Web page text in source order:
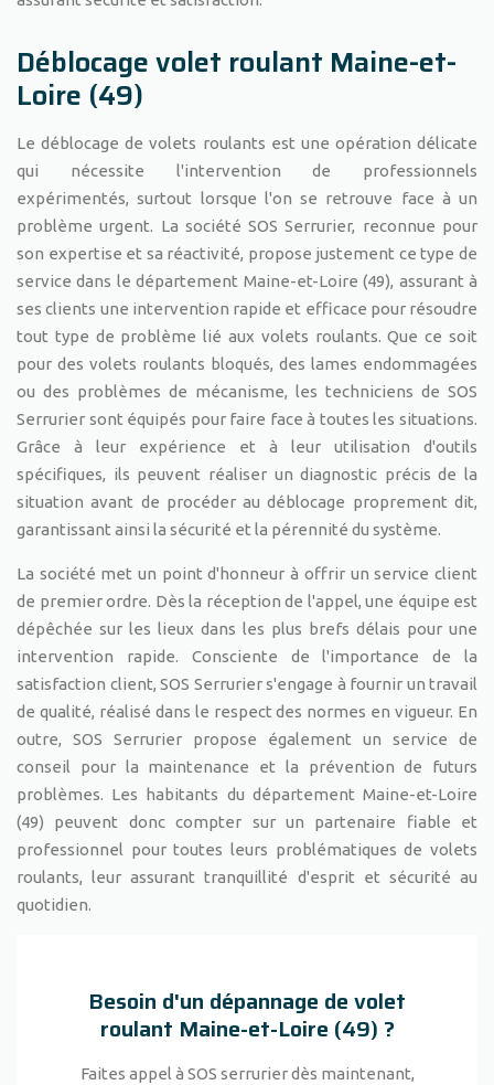
Déblocage volet roulant Maine-et-
Loire (49)
Le déblocage de volets roulants est une opération délicate
qui nécessite l'intervention de professionnels
expérimentés, surtout lorsque l'on se retrouve face à un
problème urgent. La société SOS Serrurier, reconnue pour
son expertise et sa réactivité, propose justement ce type de
service dans le département Maine-et-Loire (49), assurant à
ses clients une intervention rapide et efficace pour résoudre
tout type de problème lié aux volets roulants. Que ce soit
pour des volets roulants bloqués, des lames endommagées
ou des problèmes de mécanisme, les techniciens de SOS
Serrurier sont équipés pour faire face à toutes les situations.
Grâce à leur expérience et à leur utilisation d'outils
spécifiques, ils peuvent réaliser un diagnostic précis de la
situation avant de procéder au déblocage proprement dit,
garantissant ainsi la sécurité et la pérennité du système.
La société met un point d'honneur à offrir un service client
de premier ordre. Dès la réception de l'appel, une équipe est
dépêchée sur les lieux dans les plus brefs délais pour une
intervention rapide. Consciente de l'importance de la
satisfaction client, SOS Serrurier s'engage à fournir un travail
de qualité, réalisé dans le respect des normes en vigueur. En
outre, SOS Serrurier propose également un service de
conseil pour la maintenance et la prévention de futurs
problèmes. Les habitants du département Maine-et-Loire
(49) peuvent donc compter sur un partenaire fiable et
professionnel pour toutes leurs problématiques de volets
roulants, leur assurant tranquillité d'esprit et sécurité au
quotidien.
Besoin d'un dépannage de volet
roulant Maine-et-Loire (49) ?
Faites appel à SOS serrurier dès maintenant,